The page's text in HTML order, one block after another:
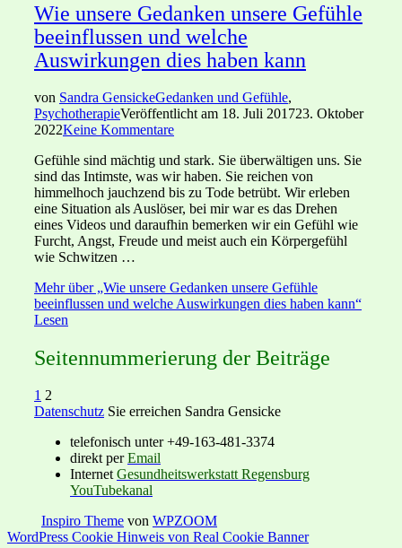
Wie unsere Gedanken unsere Gefühle
beeinflussen und welche
Auswirkungen dies haben kann
von Sandra GensickeGedanken und Gefühle,
PsychotherapieVeröffentlicht am 18. Juli 201723. Oktober
2022Keine Kommentare
Gefühle sind mächtig und stark. Sie überwältigen uns. Sie
sind das Intimste, was wir haben. Sie reichen von
himmelhoch jauchzend bis zu Tode betrübt. Wir erleben
eine Situation als Auslöser, bei mir war es das Drehen
eines Videos und daraufhin bemerken wir ein Gefühl wie
Furcht, Angst, Freude und meist auch ein Körpergefühl
wie Schwitzen …
Mehrüber „Wie unsere Gedanken unsere Gefühle
beeinflussen und welche Auswirkungen dies haben kann“
Lesen
Seitennummerierung der Beiträge
1 2
Datenschutz Sie erreichen Sandra Gensicke
telefonisch unter +49-163-481-3374
direkt perEmail
Internet Gesundheitswerkstatt Regensburg
YouTubekanal
Inspiro Theme von WPZOOM
WordPress Cookie Hinweis von Real Cookie Banner